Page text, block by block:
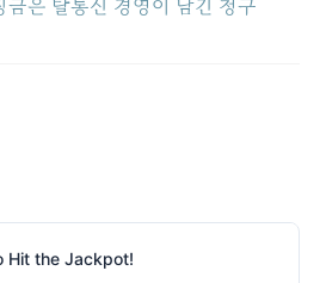
은 탈통신 경영이 남긴 청구
Hit the Jackpot!